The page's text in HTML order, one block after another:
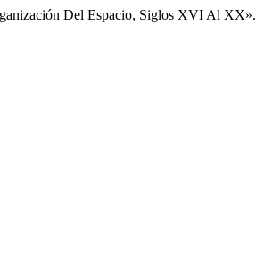
Del Espacio, Siglos XVI Al XX».